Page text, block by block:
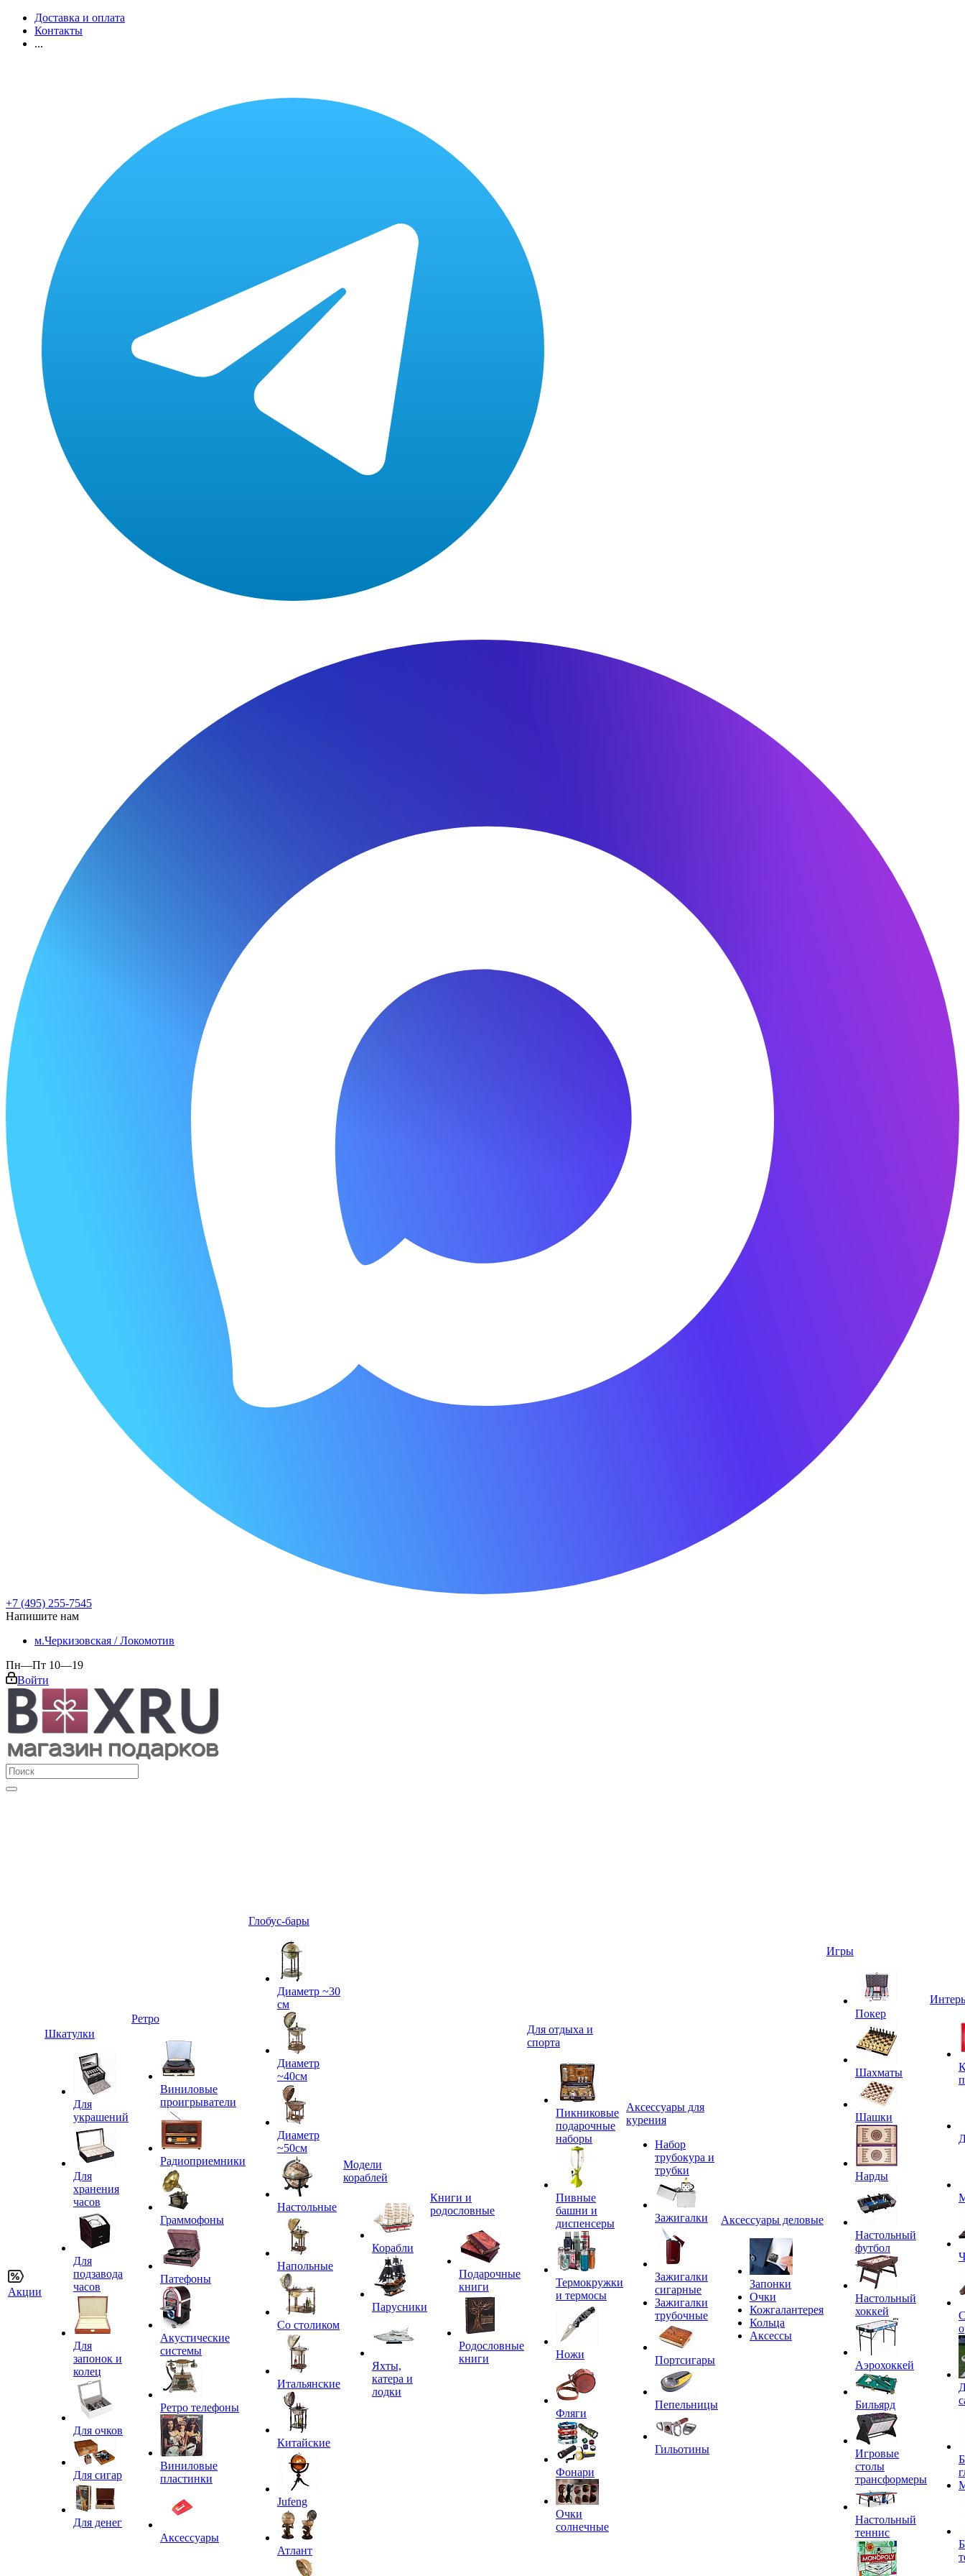
Доставка и оплата
Контакты
...
+7 (495) 255-7545
Напишите нам
м.Черкизовская / Локомотив
Пн—Пт 10—19
Войти
Акции
Шкатулки
Для
украшений
Для
хранения
часов
Для
подзавода
часов
Для
запонок и
колец
Для очков
Для сигар
Для денег
Ретро
Виниловые
проигрыватели
Радиоприемники
Граммофоны
Патефоны
Акустические
системы
Ретро телефоны
Виниловые
пластинки
Аксессуары
Глобус-бары
Диаметр ~30
см
Диаметр
~40см
Диаметр
~50см
Настольные
Напольные
Со столиком
Итальянские
Китайские
Jufeng
Атлант
Модели
кораблей
Корабли
Парусники
Яхты,
катера и
лодки
Книги и
родословные
Подарочные
книги
Родословные
книги
Для отдыха и
спорта
Пикниковые
подарочные
наборы
Пивные
башни и
диспенсеры
Термокружки
и термосы
Ножи
Фляги
Фонари
Очки
солнечные
Аксессуары для
курения
Набор
трубокура и
трубки
Зажигалки
Зажигалки
сигарные
Зажигалки
трубочные
Портсигары
Пепельницы
Гильотины
Аксессуары деловые
Запонки
Очки
Кожгалантерея
Кольца
Аксессы
Игры
Покер
Шахматы
Шашки
Нарды
Настольный
футбол
Настольный
хоккей
Аэрохоккей
Бильярд
Игровые
столы
трансформеры
Настольный
теннис